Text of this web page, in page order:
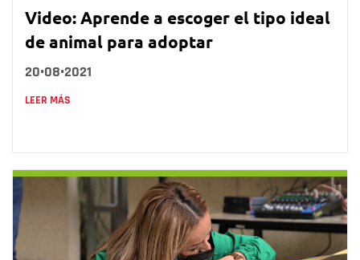
Video: Aprende a escoger el tipo ideal
de animal para adoptar
20•08•2021
LEER MÁS